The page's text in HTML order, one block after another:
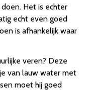
Het is echter
echt even goed
is afhankelijk waar
veren? Deze
van lauw water met
moet hij goed